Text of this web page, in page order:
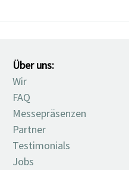
Über uns:
Wir
FAQ
Messepräsenzen
Partner
Testimonials
Jobs